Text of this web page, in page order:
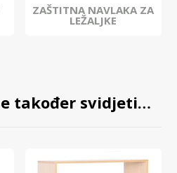
ZAŠTITNA NAVLAKA ZA
LEŽALJKE
također svidjeti…